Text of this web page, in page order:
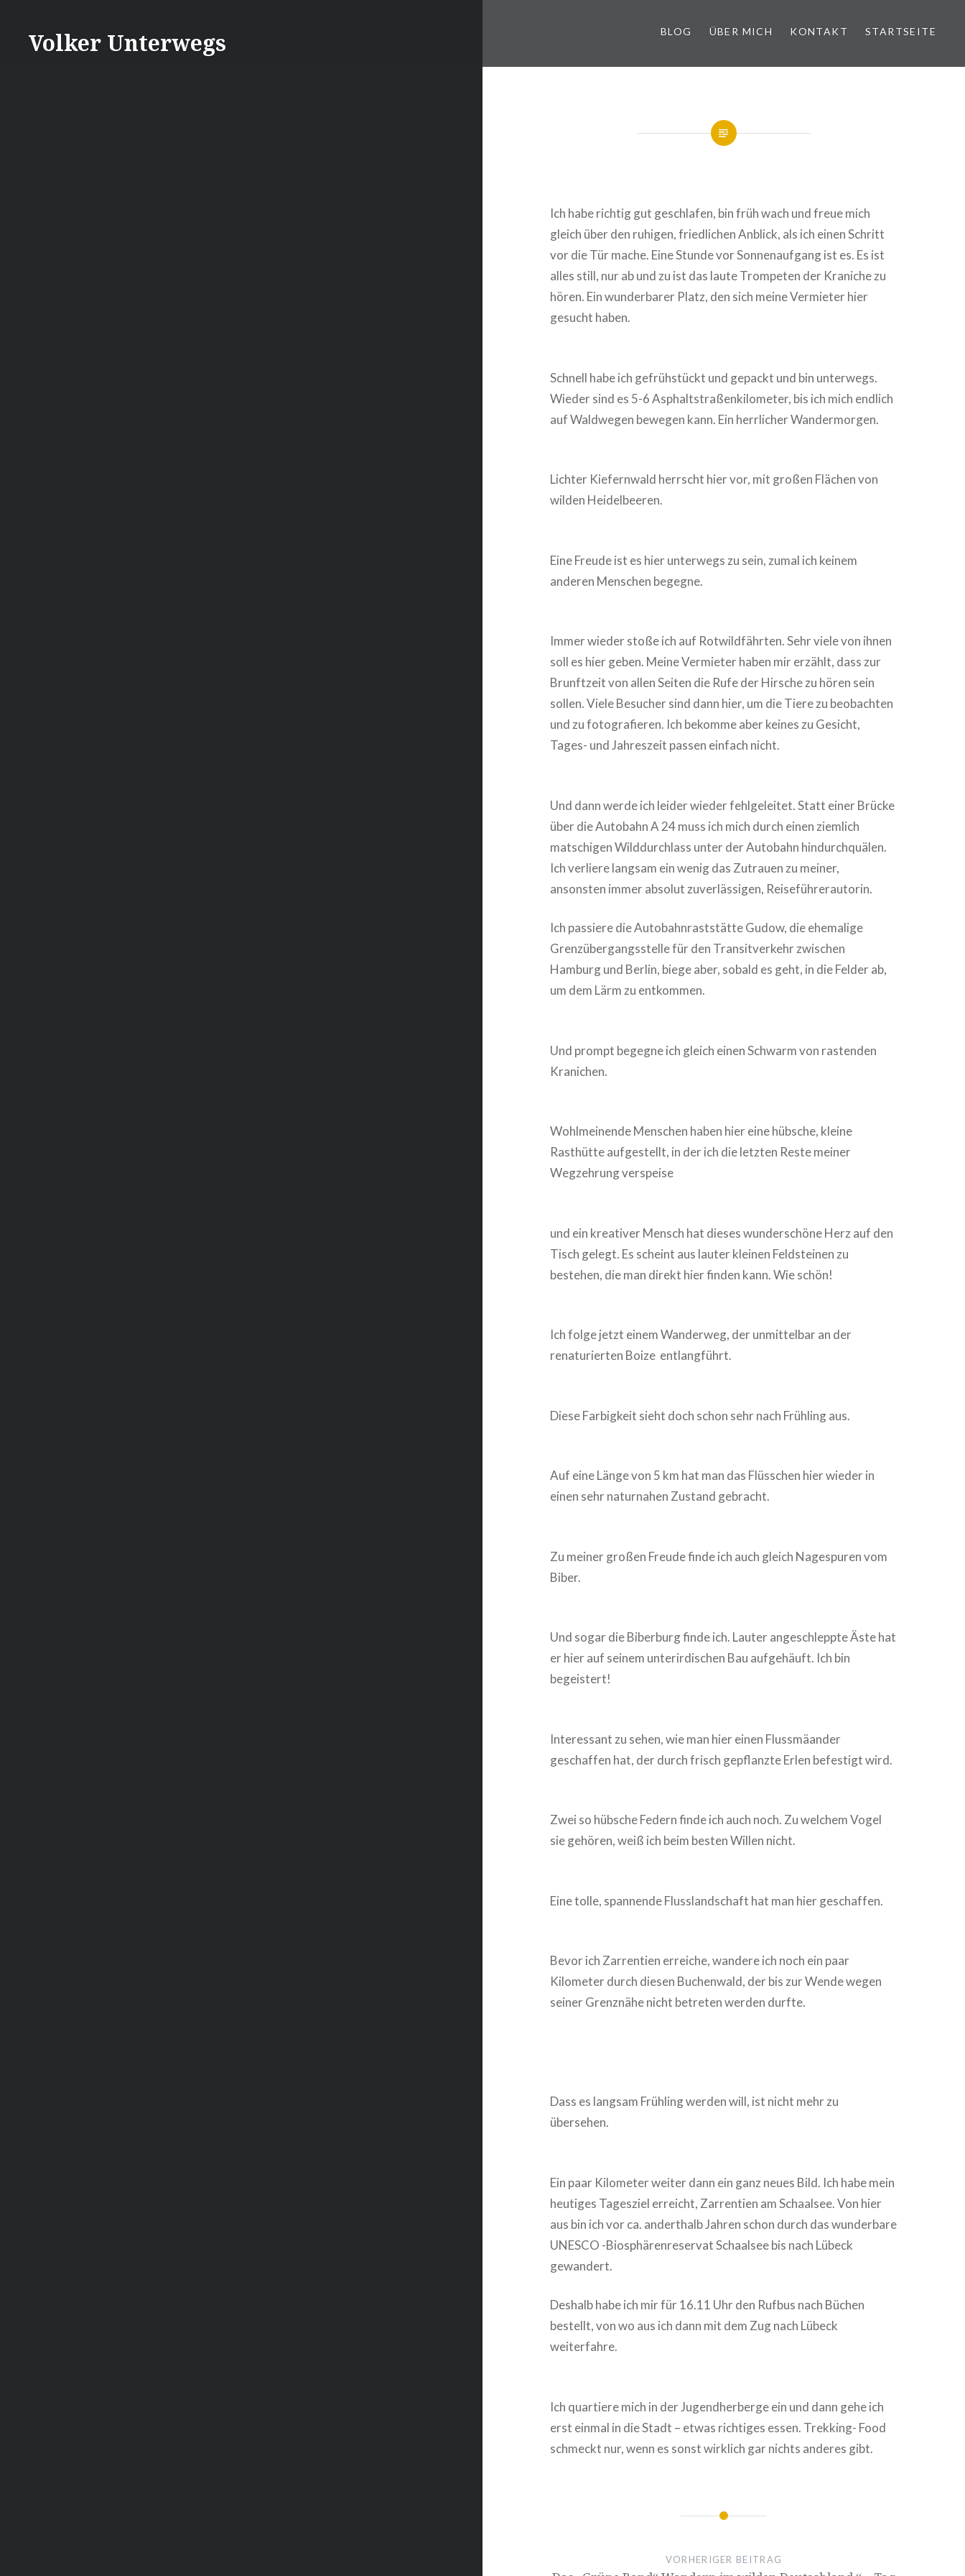
Volker Unterwegs BLOG ÜBER MICH KONTAKT STARTSEITE
Ich habe richtig gut geschlafen, bin früh wach und freue mich
gleich über den ruhigen, friedlichen Anblick, als ich einen Schritt
vor die Tür mache. Eine Stunde vor Sonnenaufgang ist es. Es ist
alles still, nur ab und zu ist das laute Trompeten der Kraniche zu
hören. Ein wunderbarer Platz, den sich meine Vermieter hier
gesucht haben.
Schnell habe ich gefrühstückt und gepackt und bin unterwegs.
Wieder sind es 5-6 Asphaltstraßenkilometer, bis ich mich endlich
auf Waldwegen bewegen kann. Ein herrlicher Wandermorgen.
Lichter Kiefernwald herrscht hier vor, mit großen Flächen von
wilden Heidelbeeren.
Eine Freude ist es hier unterwegs zu sein, zumal ich keinem
anderen Menschen begegne.
Immer wieder stoße ich auf Rotwildfährten. Sehr viele von ihnen
soll es hier geben. Meine Vermieter haben mir erzählt, dass zur
Brunftzeit von allen Seiten die Rufe der Hirsche zu hören sein
sollen. Viele Besucher sind dann hier, um die Tiere zu beobachten
und zu fotografieren. Ich bekomme aber keines zu Gesicht,
Tages- und Jahreszeit passen einfach nicht.
Und dann werde ich leider wieder fehlgeleitet. Statt einer Brücke
über die Autobahn A 24 muss ich mich durch einen ziemlich
matschigen Wilddurchlass unter der Autobahn hindurchquälen.
Ich verliere langsam ein wenig das Zutrauen zu meiner,
ansonsten immer absolut zuverlässigen, Reiseführerautorin.
Ich passiere die Autobahnraststätte Gudow, die ehemalige
Grenzübergangsstelle für den Transitverkehr zwischen
Hamburg und Berlin, biege aber, sobald es geht, in die Felder ab,
um dem Lärm zu entkommen.
Und prompt begegne ich gleich einen Schwarm von rastenden
Kranichen.
Wohlmeinende Menschen haben hier eine hübsche, kleine
Rasthütte aufgestellt, in der ich die letzten Reste meiner
Wegzehrung verspeise
und ein kreativer Mensch hat dieses wunderschöne Herz auf den
Tisch gelegt. Es scheint aus lauter kleinen Feldsteinen zu
bestehen, die man direkt hier finden kann. Wie schön!
Ich folge jetzt einem Wanderweg, der unmittelbar an der
renaturierten Boize entlangführt.
Diese Farbigkeit sieht doch schon sehr nach Frühling aus.
Auf eine Länge von 5 km hat man das Flüsschen hier wieder in
einen sehr naturnahen Zustand gebracht.
Zu meiner großen Freude finde ich auch gleich Nagespuren vom
Biber.
Und sogar die Biberburg finde ich. Lauter angeschleppte Äste hat
er hier auf seinem unterirdischen Bau aufgehäuft. Ich bin
begeistert!
Interessant zu sehen, wie man hier einen Flussmäander
geschaffen hat, der durch frisch gepflanzte Erlen befestigt wird.
Zwei so hübsche Federn finde ich auch noch. Zu welchem Vogel
sie gehören, weiß ich beim besten Willen nicht.
Eine tolle, spannende Flusslandschaft hat man hier geschaffen.
Bevor ich Zarrentien erreiche, wandere ich noch ein paar
Kilometer durch diesen Buchenwald, der bis zur Wende wegen
seiner Grenznähe nicht betreten werden durfte.
Dass es langsam Frühling werden will, ist nicht mehr zu
übersehen.
Ein paar Kilometer weiter dann ein ganz neues Bild. Ich habe mein
heutiges Tagesziel erreicht, Zarrentien am Schaalsee. Von hier
aus bin ich vor ca. anderthalb Jahren schon durch das wunderbare
UNESCO -Biosphärenreservat Schaalsee bis nach Lübeck
gewandert.
Deshalb habe ich mir für 16.11 Uhr den Rufbus nach Büchen
bestellt, von wo aus ich dann mit dem Zug nach Lübeck
weiterfahre.
Ich quartiere mich in der Jugendherberge ein und dann gehe ich
erst einmal in die Stadt – etwas richtiges essen. Trekking- Food
schmeckt nur, wenn es sonst wirklich gar nichts anderes gibt.
VORHERIGER BEITRAG